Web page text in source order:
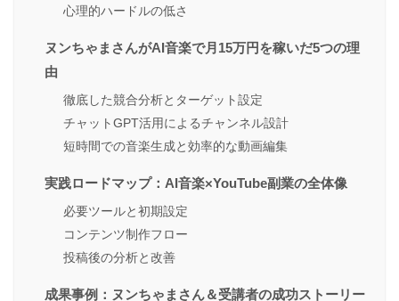
心理的ハードルの低さ
ヌンちゃまさんがAI音楽で月15万円を稼いだ5つの理
由
徹底した競合分析とターゲット設定
チャットGPT活用によるチャンネル設計
短時間での音楽生成と効率的な動画編集
実践ロードマップ：AI音楽×YouTube副業の全体像
必要ツールと初期設定
コンテンツ制作フロー
投稿後の分析と改善
成果事例：ヌンちゃまさん＆受講者の成功ストーリー